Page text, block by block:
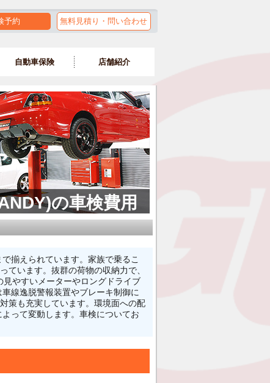
予約 無料見積り・問い合わせ
自動車保険 店舗紹介
の車検費用
揃えられています。家族で乗るこ
ています。抜群の荷物の収納力で、
やすいメーターやロングドライブ
線逸脱警報装置やブレーキ制御に
策も充実しています。環境面への配
って変動します。車検についてお